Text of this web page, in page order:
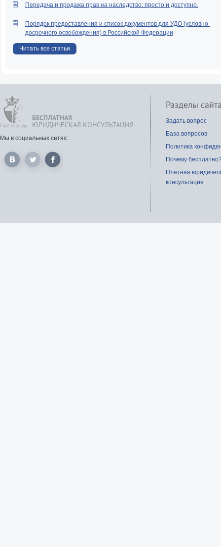
Передача и продажа прав на наследство: просто и доступно.
Порядок предоставления и список документов для УДО (условно-
досрочного освобождения) в Российской Федерации
Читать все статьи
БЕСПЛАТНАЯ
ЮРИДИЧЕСКАЯ КОНСУЛЬТАЦИЯ
Мы в социальных сетях:
Разделы
Задать вопрос
База вопросов
Политика
Почему
Платная
консультация